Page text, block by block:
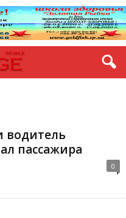
водитель
пассажира
0